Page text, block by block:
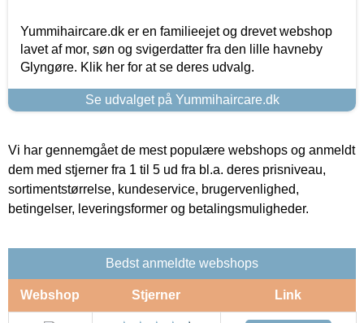
Yummihaircare.dk er en familieejet og drevet webshop
lavet af mor, søn og svigerdatter fra den lille havneby
Glyngøre. Klik her for at se deres udvalg.
Se udvalget på Yummihaircare.dk
Vi har gennemgået de mest populære webshops og anmeldt
dem med stjerner fra 1 til 5 ud fra bl.a. deres prisniveau,
sortimentstørrelse, kundeservice, brugervenlighed,
betingelser, leveringsformer og betalingsmuligheder.
Bedst anmeldte webshops
Webshop Stjerner Link